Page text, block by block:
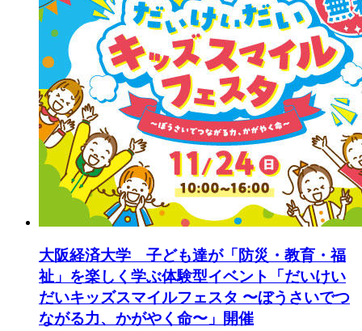
大阪経済大学 子ども達が「防災・教育・福
祉」を楽しく学ぶ体験型イベント「だいけい
だいキッズスマイルフェスタ 〜ぼうさいでつ
ながる力、かがやく命〜」開催